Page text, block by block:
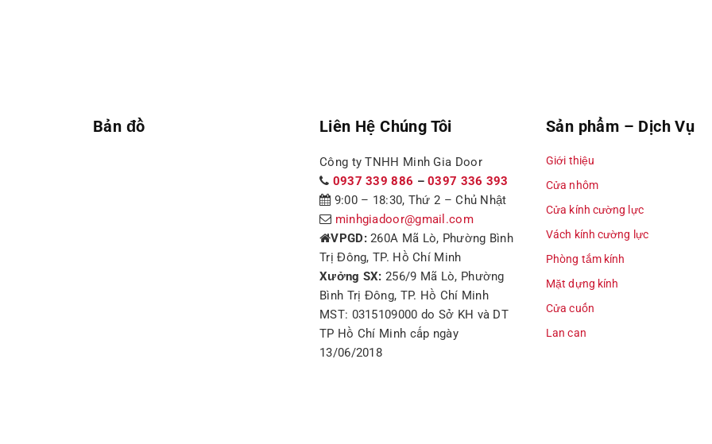
Bản đồ Liên Hệ Chúng Tôi
Công ty TNHH Minh Gia Door
0937 339 886 –0397 336 393
9:00 – 18:30, Thứ 2 – Chủ Nhật
minhgiadoor@gmail.com
VPGD:260A Mã Lò, Phường Bình
Trị Đông, TP. Hồ Chí Minh
Xưởng SX: 256/9 Mã Lò, Phường
Bình Trị Đông, TP. Hồ Chí Minh
MST: 0315109000 do Sở KH và DT
TP Hồ Chí Minh cấp ngày
13/06/2018
Sản phẩm – Dịch Vụ
Giới thiệu
Cửa nhôm
Cửa kính cường lực
Vách kính cường lực
Phòng tắm kính
Mặt dựng kính
Cửa cuốn
Lan can